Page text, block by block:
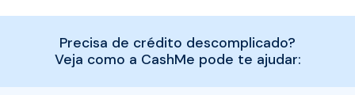
Precisa de crédito descomplicado?
Veja como a CashMe pode te ajudar: